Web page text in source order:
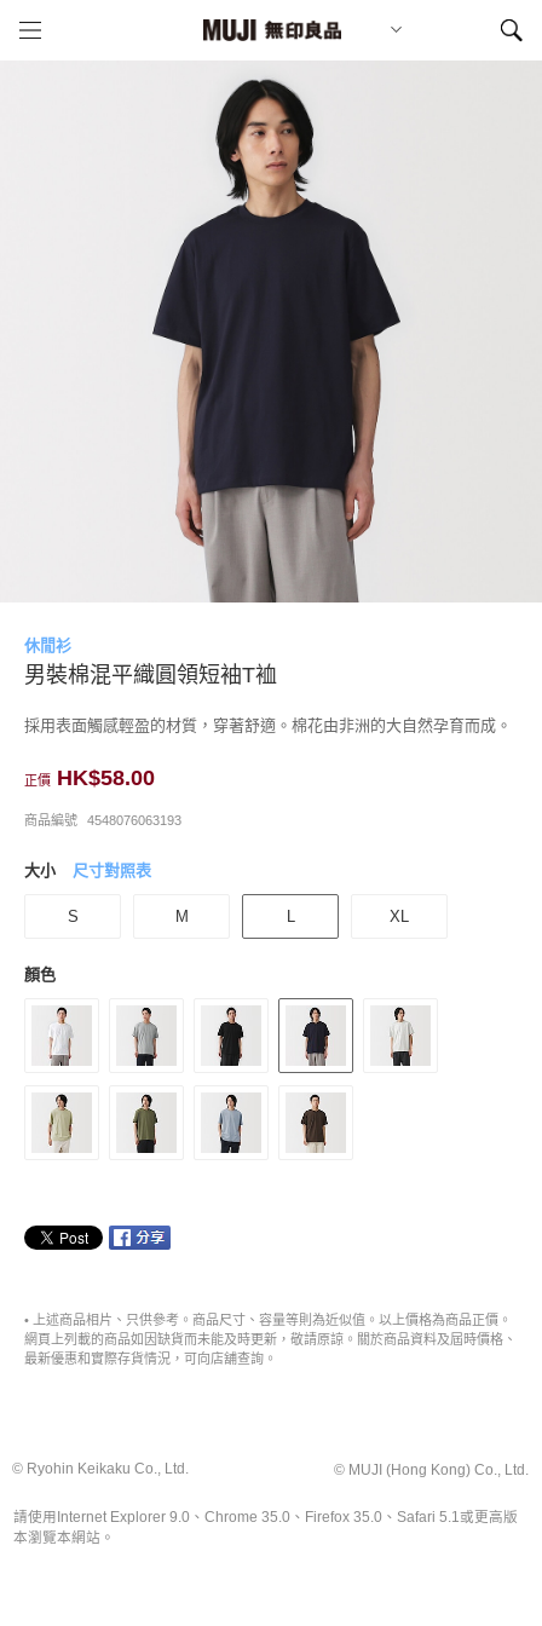
休閒衫
男裝棉混平織圓領短袖T裇
採用表面觸感輕盈的材質，穿著舒適。棉花由非洲的大自然孕育而成。
正價 HK$58.00
商品編號 4548076063193
大小 尺寸對照表
S M L XL
顏色
• 上述商品相片、只供參考。商品尺寸、容量等則為近似值。以上價格為商品正價。
網頁上列載的商品如因缺貨而未能及時更新，敬請原諒。關於商品資料及屆時價格、
最新優惠和實際存貨情況，可向店舖查詢。
© Ryohin Keikaku Co., Ltd. © MUJI (Hong Kong) Co., Ltd.
請使用Internet Explorer 9.0、Chrome 35.0、Firefox 35.0、Safari 5.1或更高版
本瀏覽本網站。